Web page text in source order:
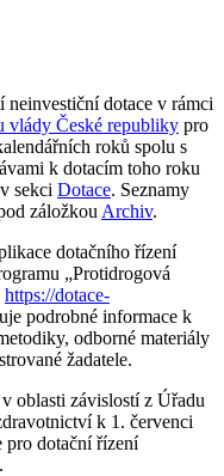
dotace v rámci
vlády České republiky pro
roků spolu s
k dotacím toho roku
sekci Dotace. Seznamy
záložkou Archiv.
dotačního řízení
„Protidrogová
https://dotace-
podrobné informace k
odborné materiály
žadatele.
oblasti závislostí z Úřadu
k 1. červenci
pro dotační řízení